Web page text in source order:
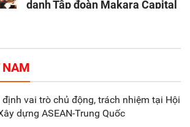
danh Tập đoàn Makara Capital
Tổng thu ngân sách nhà nước 9
tháng đầu năm 2025 đạt trên
70.600 tỷ đồng
Xã Nam Đông Hưng: Gặp mặt,
NAM
vai trò chủ động, trách nhiệm tại Hội
dựng ASEAN-Trung Quốc